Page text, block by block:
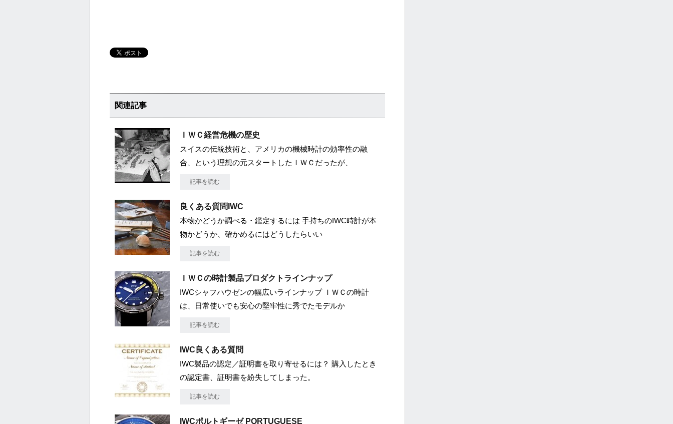
関連記事
ＩＷＣ経営危機の歴史
スイスの伝統技術と、アメリカの機械時計の効率性の融
合、という理想の元スタートしたＩＷＣだったが、
記事を読む
良くある質問IWC
本物かどうか調べる・鑑定するには 手持ちのIWC時計が本
物かどうか、確かめるにはどうしたらいい
記事を読む
ＩＷＣの時計製品プロダクトラインナップ
IWCシャフハウゼンの幅広いラインナップ ＩＷＣの時計
は、日常使いでも安心の堅牢性に秀でたモデルか
記事を読む
IWC良くある質問
IWC製品の認定／証明書を取り寄せるには？ 購入したとき
の認定書、証明書を紛失してしまった。
記事を読む
IWCポルトギーゼ PORTUGUESE